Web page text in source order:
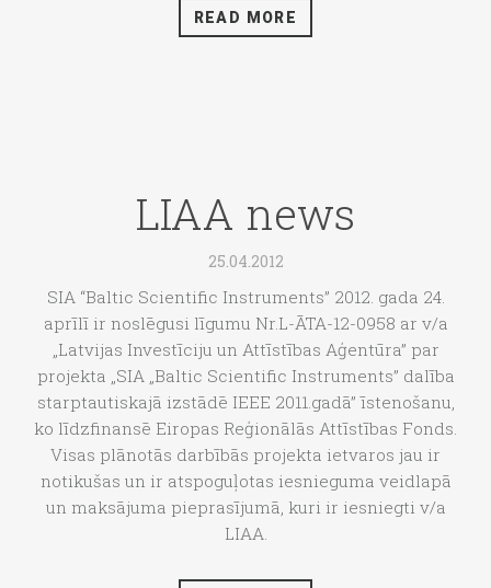
READ MORE
LIAA news
25.04.2012
SIA “Baltic Scientific Instruments” 2012. gada 24.
aprīlī ir noslēgusi līgumu Nr.L-ĀTA-12-0958 ar v/a
„Latvijas Investīciju un Attīstības Aģentūra” par
projekta „SIA „Baltic Scientific Instruments” dalība
starptautiskajā izstādē IEEE 2011.gadā” īstenošanu,
ko līdzfinansē Eiropas Reģionālās Attīstības Fonds.
Visas plānotās darbībās projekta ietvaros jau ir
notikušas un ir atspoguļotas iesnieguma veidlapā
un maksājuma pieprasījumā, kuri ir iesniegti v/a
LIAA.